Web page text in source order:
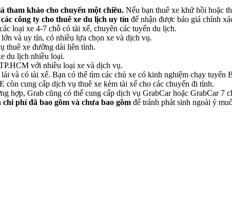
tham khảo cho chuyến một chiều. Nếu bạn thuê xe khứ hồi hoặc
công ty cho thuê xe du lịch uy tín để nhận được báo giá chính
loại xe 4-7 chỗ có tài xế, chuyên các tuyến du lịch.
và uy tín, có nhiều lựa chọn xe và dịch vụ.
thuê xe đường dài liên tỉnh.
du lịch nhiều loại.
với nhiều loại xe và dịch vụ.
và có tài xế. Bạn có thể tìm các chủ xe có kinh nghiệm chạy tuyến
còn cung cấp dịch vụ thuê xe kèm tài xế cho các chuyến đi tỉnh.
hợp, Grab cũng có thể cung cấp dịch vụ GrabCar hoặc GrabCar
chi phí đã bao gồm và chưa bao gồm để tránh phát sinh ngoài ý